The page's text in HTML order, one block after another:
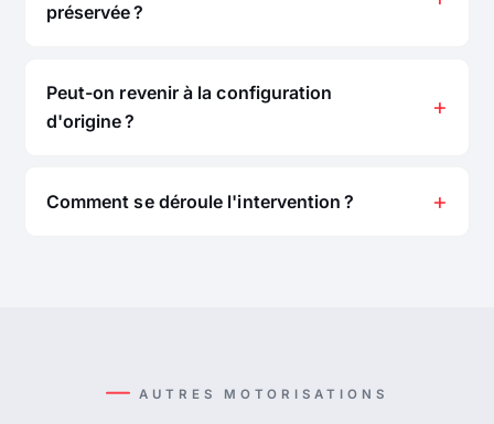
préservée ?
Peut-on revenir à la configuration
d'origine ?
Comment se déroule l'intervention ?
AUTRES MOTORISATIONS